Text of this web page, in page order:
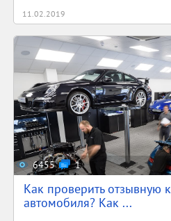
11.02.2019
6455 1
Как проверить отзывную
автомобиля? Как ...